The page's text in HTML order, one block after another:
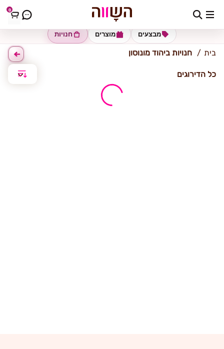
0 יהודד-מונוסון
חנויות מוצרים מבצעים
בית חנויות ביהוד מונוסון
כל הדירוגים